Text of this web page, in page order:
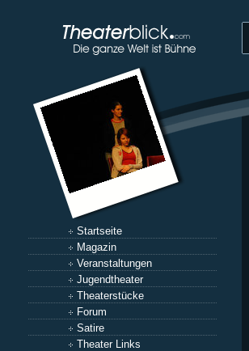
Startseite
Magazin
Veranstaltungen
Jugendtheater
Theaterstücke
Forum
Satire
Theater Links